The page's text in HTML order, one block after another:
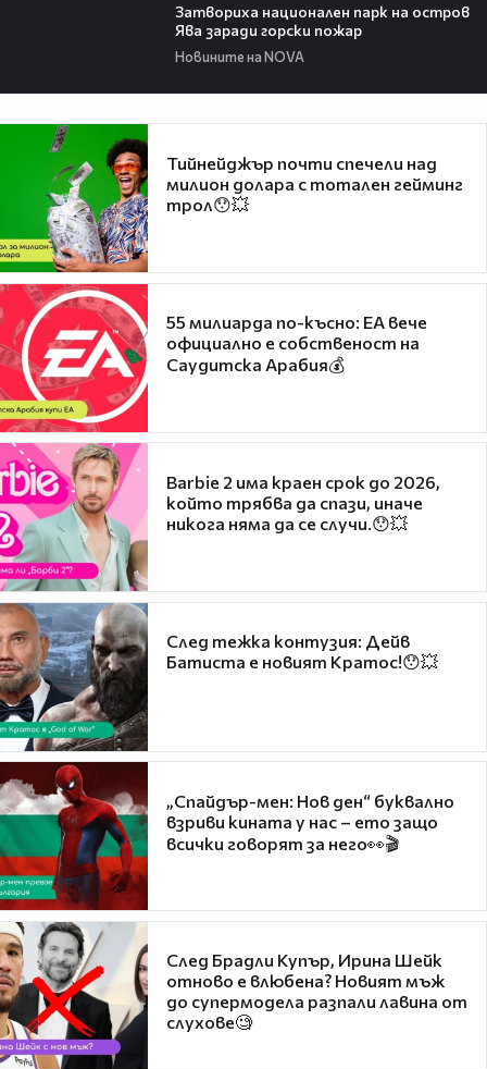
Затвориха национален парк на остров
Ява заради горски пожар
Новините на NOVA
Тийнейджър почти спечели над
милион долара с тотален гейминг
трол😯💥
55 милиарда по-късно: EA вече
официално е собственост на
Саудитска Арабия💰
Barbie 2 има краен срок до 2026,
който трябва да спази, иначе
никога няма да се случи.😯💥
След тежка контузия: Дейв
Батиста е новият Кратос!😯💥
„Спайдър-мен: Нов ден“ буквално
взриви кината у нас – ето защо
всички говорят за него👀🎬
След Брадли Купър, Ирина Шейк
отново е влюбена? Новият мъж
до супермодела разпали лавина от
слухове🧐